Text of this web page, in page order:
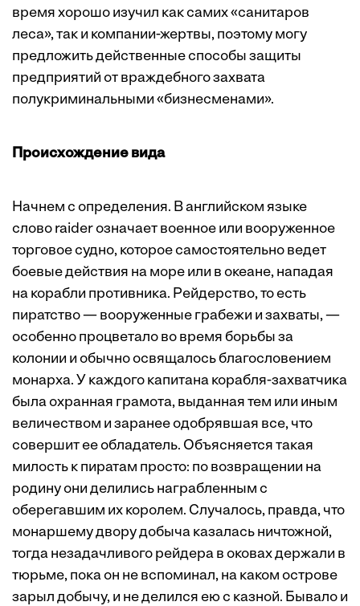
время хорошо изучил как самих «санитаров
леса», так и компании-жертвы, поэтому могу
предложить действенные способы защиты
предприятий от враждебного захвата
полукриминальными «бизнесменами».
Происхождение вида
Начнем с определения. В английском языке
слово raider означает военное или вооруженное
торговое судно, которое самостоятельно ведет
боевые действия на море или в океане, нападая
на корабли противника. Рейдерство, то есть
пиратство — вооруженные грабежи и захваты, —
особенно процветало во время борьбы за
колонии и обычно освящалось благословением
монарха. У каждого капитана корабля-захватчика
была охранная грамота, выданная тем или иным
величеством и заранее одобрявшая все, что
совершит ее обладатель. Объясняется такая
милость к пиратам просто: по возвращении на
родину они делились награбленным с
оберегавшим их королем. Случалось, правда, что
монаршему двору добыча казалась ничтожной,
тогда незадачливого рейдера в оковах держали в
тюрьме, пока он не вспоминал, на каком острове
зарыл добычу, и не делился ею с казной. Бывало и